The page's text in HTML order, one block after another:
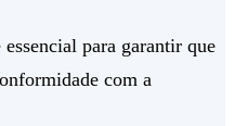
para garantir que
com a